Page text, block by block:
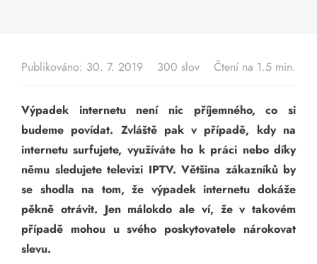
Blog
Kontakt
Publikováno: 30. 7. 2019 300 slov Čtení na 1.5 min.
Výpadek internetu není nic příjemného, co si
budeme povídat. Zvláště pak v případě, kdy na
internetu surfujete, využíváte ho k práci nebo díky
němu sledujete televizi IPTV. Většina zákazníků by
se shodla na tom, že výpadek internetu dokáže
pěkně otrávit. Jen málokdo ale ví, že v takovém
případě mohou u svého poskytovatele nárokovat
slevu.